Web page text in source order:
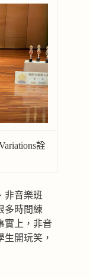
詮
非音樂班
多時間練
實上，非音
開玩笑，